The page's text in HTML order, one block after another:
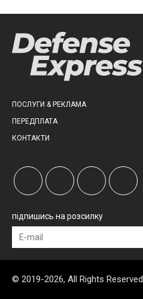
ПОСЛУГИ & РЕКЛАМА
ПЕРЕДПЛАТА
КОНТАКТИ
підпишись на розсилку
© 2019-2026, All Rights Reserved